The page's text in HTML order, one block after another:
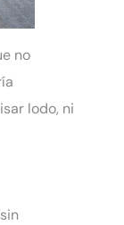
no
lodo, ni